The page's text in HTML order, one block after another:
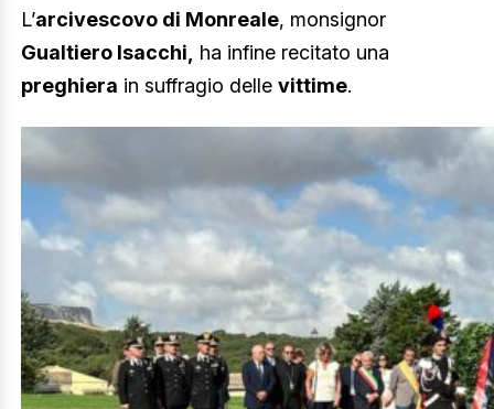
L’arcivescovo di Monreale, monsignor
Gualtiero Isacchi,
ha infine recitato una
preghiera in suffragio delle vittime.